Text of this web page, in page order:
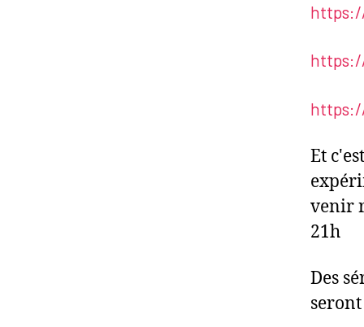
Et
venir
21h
Des